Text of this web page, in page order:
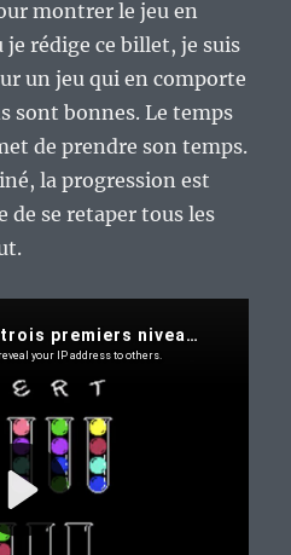
montrer le jeu en
rédige ce billet, je suis
un jeu qui en comporte
sont bonnes. Le temps
de prendre son temps.
la progression est
de se retaper tous les